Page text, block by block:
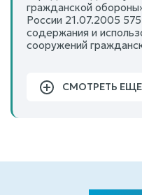
гражданской
России 21.07.2005
содержания и
сооружений
СМОТРЕТЬ ЕЩЕ